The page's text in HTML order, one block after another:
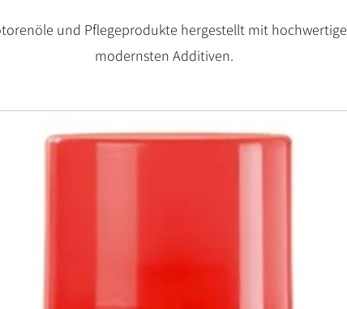
und Pflegeprodukte hergestellt mit
modernsten Additiven.